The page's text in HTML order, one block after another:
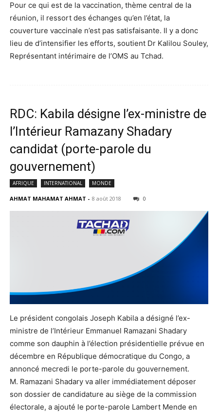
Pour ce qui est de la vaccination, thème central de la
réunion, il ressort des échanges qu’en l’état, la
couverture vaccinale n’est pas satisfaisante. Il y a donc
lieu de d’intensifier les efforts, soutient Dr Kalilou Souley,
Représentant intérimaire de l’OMS au Tchad.
RDC: Kabila désigne l’ex-ministre de
l’Intérieur Ramazany Shadary
candidat (porte-parole du
gouvernement)
AFRIQUE INTERNATIONAL MONDE
AHMAT MAHAMAT AHMAT - 8 août 2018 0
Le président congolais Joseph Kabila a désigné l’ex-
ministre de l’Intérieur Emmanuel Ramazani Shadary
comme son dauphin à l’élection présidentielle prévue en
décembre en République démocratique du Congo, a
annoncé mecredi le porte-parole du gouvernement.
M. Ramazani Shadary va aller immédiatement déposer
son dossier de candidature au siège de la commission
électorale, a ajouté le porte-parole Lambert Mende en